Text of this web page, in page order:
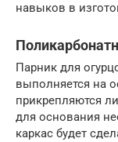
навыков в
Парник для
выполняется на
прикрепляются
для основания
каркас будет